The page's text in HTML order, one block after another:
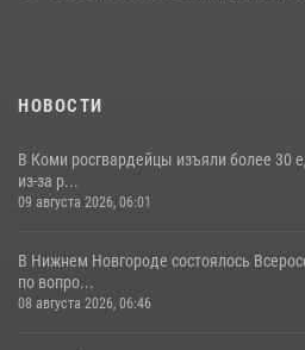
НОВОСТИ
В Коми росгвардейцы изъяли более 30
из-за р...
09 августа 2026, 06:01
В Нижнем Новгороде состоялось
по вопро...
08 августа 2026, 06:46